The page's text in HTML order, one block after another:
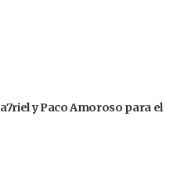
y Paco Amoroso para el